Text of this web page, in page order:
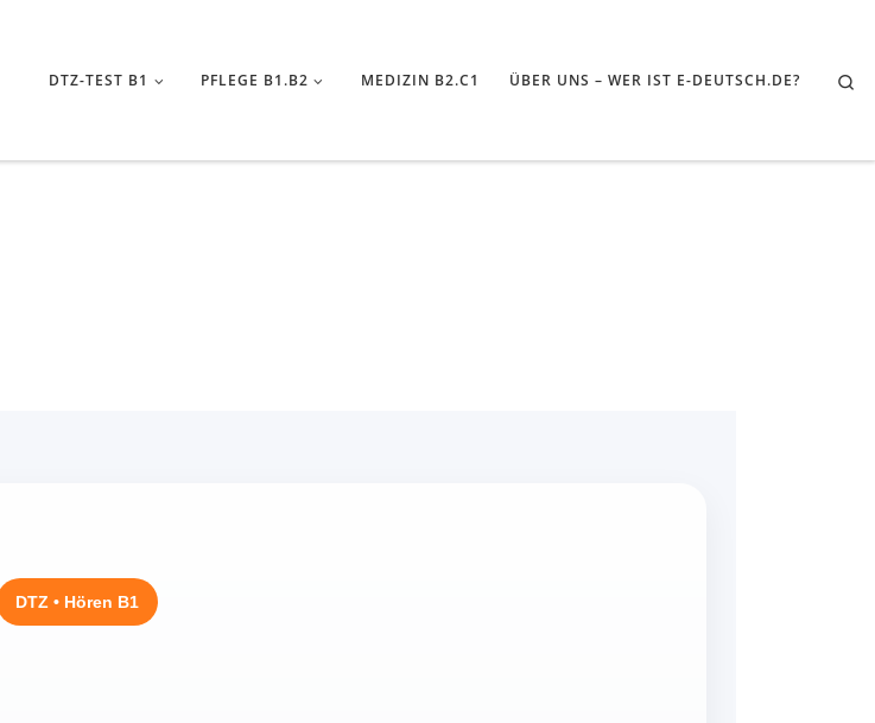
DTZ-TEST B1 PFLEGE B1.B2 MEDIZIN B2.C1 ÜBER UNS – WER IST E-DEUTSCH.DE?
DTZ • Hören B1